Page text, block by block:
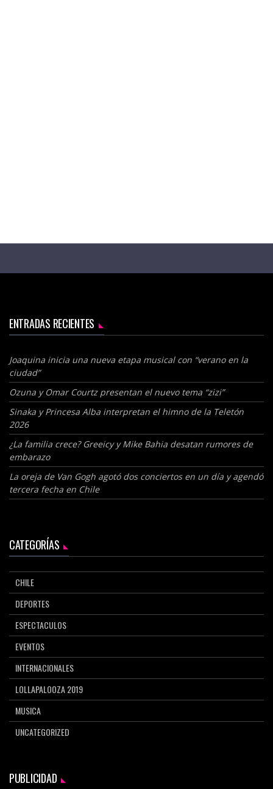
ENTRADAS RECIENTES
Joaquina inicia una nueva etapa musical con “verano en la
ciudad”
Ozuna y Omar Courtz presentan el nuevo tema “zizi”
Sinaka y Princesa Alba interpretan el himno de la Teletón
2026
¿La familia crece? Greeicy y Mike Bahia desatan rumores de
embarazo
La oreja de Van Gogh agotó dos conciertos en un día y agendó
tercera fecha en Chile
CATEGORÍAS
CHILE
DEPORTES
ESPECTACULOS
EVENTOS
INTERNACIONALES
LOLLAPALOOZA 2019
MUSICA
UNCATEGORIZED
PUBLICIDAD